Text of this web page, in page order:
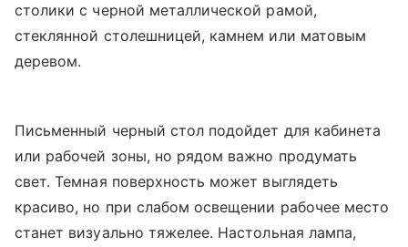
столики с черной металлической рамой,
стеклянной столешницей, камнем или матовым
деревом.
Письменный черный стол подойдет для кабинета
или рабочей зоны, но рядом важно продумать
свет. Темная поверхность может выглядеть
красиво, но при слабом освещении рабочее место
станет визуально тяжелее. Настольная лампа,